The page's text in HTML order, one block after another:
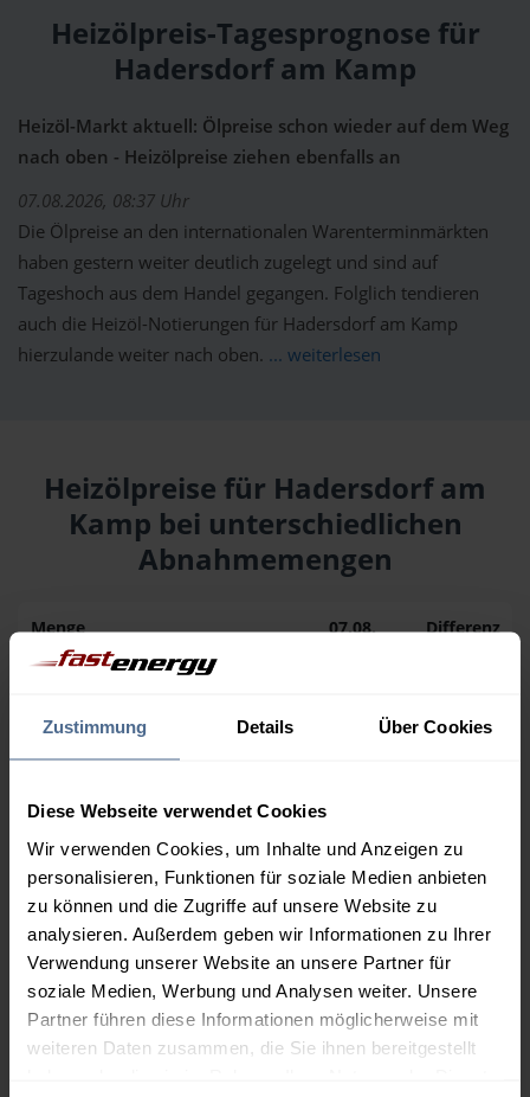
Zustimmung Details Über Cookies
Diese Webseite verwendet Cookies
Wir verwenden Cookies, um Inhalte und Anzeigen zu
personalisieren, Funktionen für soziale Medien anbieten
zu können und die Zugriffe auf unsere Website zu
analysieren. Außerdem geben wir Informationen zu Ihrer
Verwendung unserer Website an unsere Partner für
soziale Medien, Werbung und Analysen weiter. Unsere
Partner führen diese Informationen möglicherweise mit
weiteren Daten zusammen, die Sie ihnen bereitgestellt
Heizölpreis-Tagesprognose für
Hadersdorf am Kamp
Heizöl-Markt aktuell: Ölpreise schon wieder auf dem Weg
nach oben - Heizölpreise ziehen ebenfalls an
07.08.2026, 08:37 Uhr
Die Ölpreise an den internationalen Warenterminmärkten
haben gestern weiter deutlich zugelegt und sind auf
Tageshoch aus dem Handel gegangen. Folglich tendieren
auch die Heizöl-Notierungen für Hadersdorf am Kamp
hierzulande weiter nach oben. ... weiterlesen
Heizölpreise für Hadersdorf am
Kamp bei unterschiedlichen
Abnahmemengen
Menge
07.08.
Differenz
154,96 €
3.000 Liter
153,40 €
153,40 €
0,00 €
5.000 Liter
152,41 €
152,41 €
0,00 €
Preise für Heizöl in Standardqualität nach Ö-Norm C 1109 in € / 100
Liter inkl. MwSt. und Lieferung bei einer Lieferstelle.